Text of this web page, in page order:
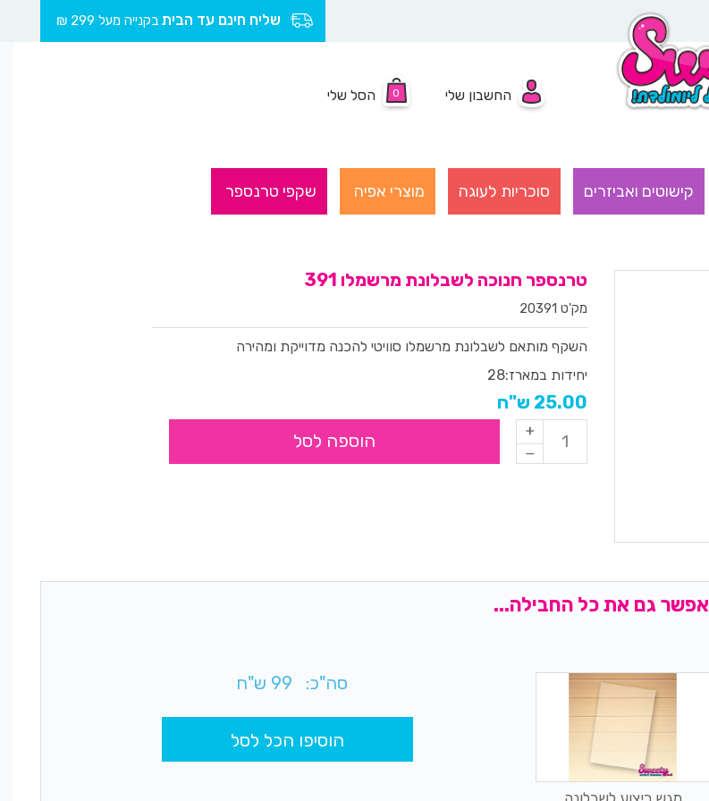
שליח חינם עד הבית בקנייה מעל 299 ₪
החשבון שלי 0 הסל שלי
קישוטים ואביזרים סוכריות לעוגה מוצרי אפיה שקפי טרנספר
טרנספר חנוכה לשבלונת מרשמלו 391
מק'ט 20391
השקף מותאם לשבלונת מרשמלו סוויטי להכנה מדוייקת ומהירה
יחידות במארז:28
25.00 ש"ח
הוספה לסל
אפשר גם את כל החבילה...
סה"כ: 99 ש"ח
הוסיפו הכל לסל